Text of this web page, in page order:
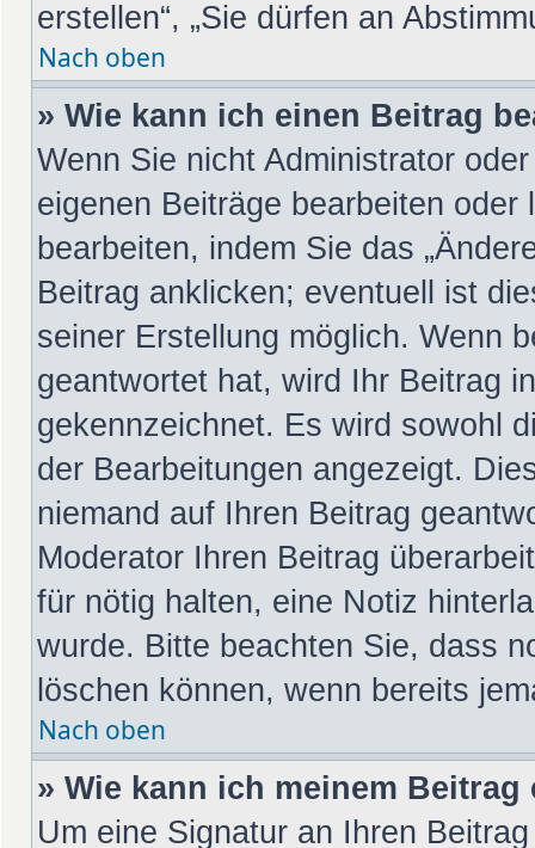
erstellen“, „Sie dürfen an
Nach oben
» Wie kann ich einen Beitrag
Wenn Sie nicht Administrator
eigenen Beiträge bearbeiten
bearbeiten, indem Sie das
Beitrag anklicken; eventuell ist
seiner Erstellung möglich. Wenn
geantwortet hat, wird Ihr Beitrag
gekennzeichnet. Es wird sowohl
der Bearbeitungen angezeigt.
niemand auf Ihren Beitrag
Moderator Ihren Beitrag
für nötig halten, eine Notiz
wurde. Bitte beachten Sie, dass
löschen können, wenn bereits
Nach oben
» Wie kann ich meinem
Um eine Signatur an Ihren